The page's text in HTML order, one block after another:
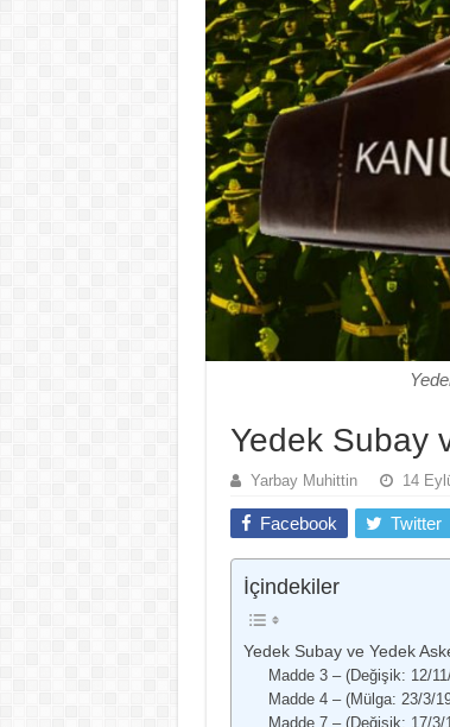
Yedek Subay
Yarbay Muhittin 14
Facebook Twitter
İçindekiler
Yedek Subay ve Yedek
Madde 3 – (Değişik: 12/
Madde 4 – (Mülga: 23/3/
Madde 7 – (Değişik: 17/